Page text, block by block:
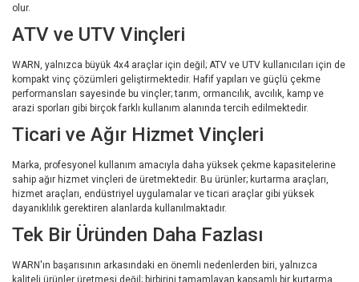
olur.
ATV ve UTV Vinçleri
WARN, yalnızca büyük 4x4 araçlar için değil; ATV ve UTV kullanıcıları için de
kompakt vinç çözümleri geliştirmektedir. Hafif yapıları ve güçlü çekme
performansları sayesinde bu vinçler; tarım, ormancılık, avcılık, kamp ve
arazi sporları gibi birçok farklı kullanım alanında tercih edilmektedir.
Ticari ve Ağır Hizmet Vinçleri
Marka, profesyonel kullanım amacıyla daha yüksek çekme kapasitelerine
sahip ağır hizmet vinçleri de üretmektedir. Bu ürünler; kurtarma araçları,
hizmet araçları, endüstriyel uygulamalar ve ticari araçlar gibi yüksek
dayanıklılık gerektiren alanlarda kullanılmaktadır.
Tek Bir Üründen Daha Fazlası
WARN'ın başarısının arkasındaki en önemli nedenlerden biri, yalnızca
kaliteli ürünler üretmesi değil; birbirini tamamlayan kapsamlı bir kurtarma